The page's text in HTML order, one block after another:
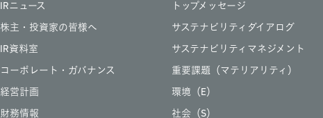
IRニュース
株主・投資家の皆様へ
IR資料室
コーポレート・ガバナンス
経営計画
財務情報
トップメッセージ
サステナビリティダイアログ
サステナビリティマネジメント
重要課題（マテリアリティ）
環境（E）
社会（S）